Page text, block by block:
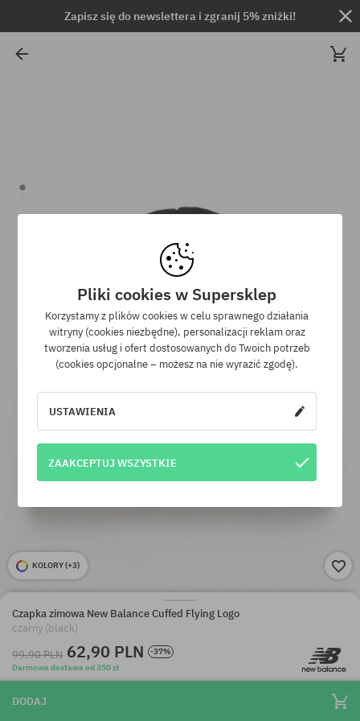
Zapisz się do newslettera i zgranij 5% zniżki!
KOLORY (+3)
Czapka zimowa New Balance Cuffed Flying Logo
czarny (black)
99,90 PLN 62,90 PLN
-37%
Darmowa dostawa od 350 zł
DODAJ
Pliki cookies w Supersklep
Korzystamy z plików cookies w celu sprawnego działania
witryny (cookies niezbędne), personalizacji reklam oraz
tworzenia usług i ofert dostosowanych do Twoich potrzeb
(cookies opcjonalne – możesz na nie wyrazić zgodę).
USTAWIENIA
ZAAKCEPTUJ WSZYSTKIE